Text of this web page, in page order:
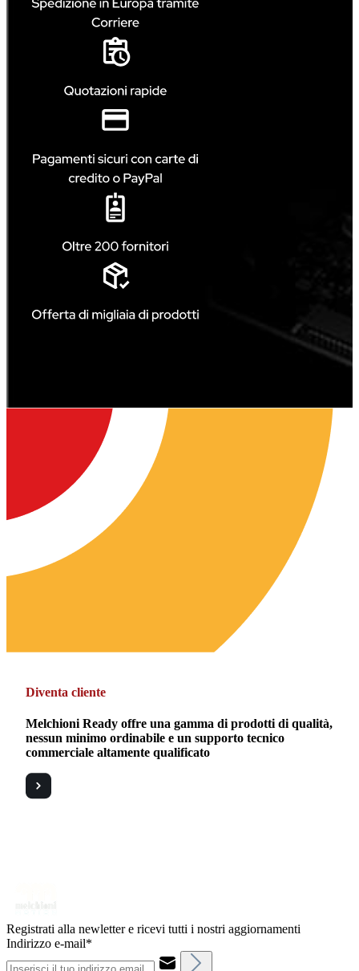
Diventa cliente
Melchioni Ready offre una gamma di prodotti di qualità,
nessun minimo ordinabile e un supporto tecnico
commerciale altamente qualificato
Registrati alla newletter e ricevi tutti i nostri aggiornamenti
Indirizzo e-mail*